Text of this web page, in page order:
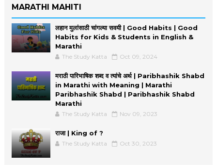
MARATHI MAHITI
लहान मुलांसाठी चांगल्या सवयी | Good Habits | Good
Habits for Kids & Students in English &
Marathi
The Study Katta Oct 09, 2024
मराठी पारिभाषिक शब्द व त्यांचे अर्थ | Paribhashik Shabd
in Marathi with Meaning | Marathi
Paribhashik Shabd | Paribhashik Shabd
Marathi
The Study Katta Nov 09, 2023
राजा | King of ?
The Study Katta Oct 30, 2023